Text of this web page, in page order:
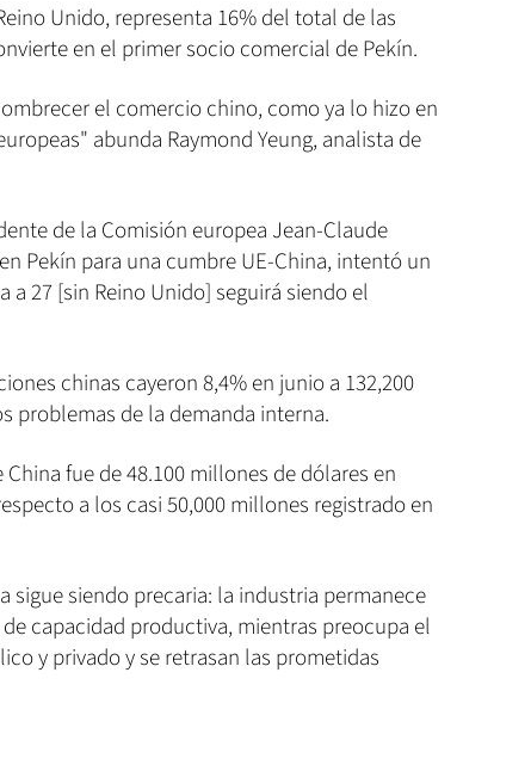
Unido, representa 16% del total de las
en el primer socio comercial de Pekín.
el comercio chino, como ya lo hizo en
abunda Raymond Yeung, analista de
de la Comisión europea Jean-Claude
Pekín para una cumbre UE-China, intentó un
27 [sin Reino Unido] seguirá siendo el
chinas cayeron 8,4% en junio a 132,200
problemas de la demanda interna.
fue de 48.100 millones de dólares en
a los casi 50,000 millones registrado en
siendo precaria: la industria permanece
capacidad productiva, mientras preocupa el
y privado y se retrasan las prometidas